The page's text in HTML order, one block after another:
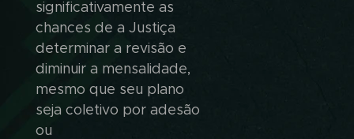
significativamente as
chances de a Justiça
determinar a revisão e
diminuir a mensalidade,
mesmo que seu plano
seja coletivo por adesão
ou